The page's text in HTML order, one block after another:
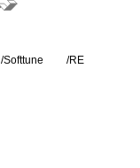
/Softtune /RE